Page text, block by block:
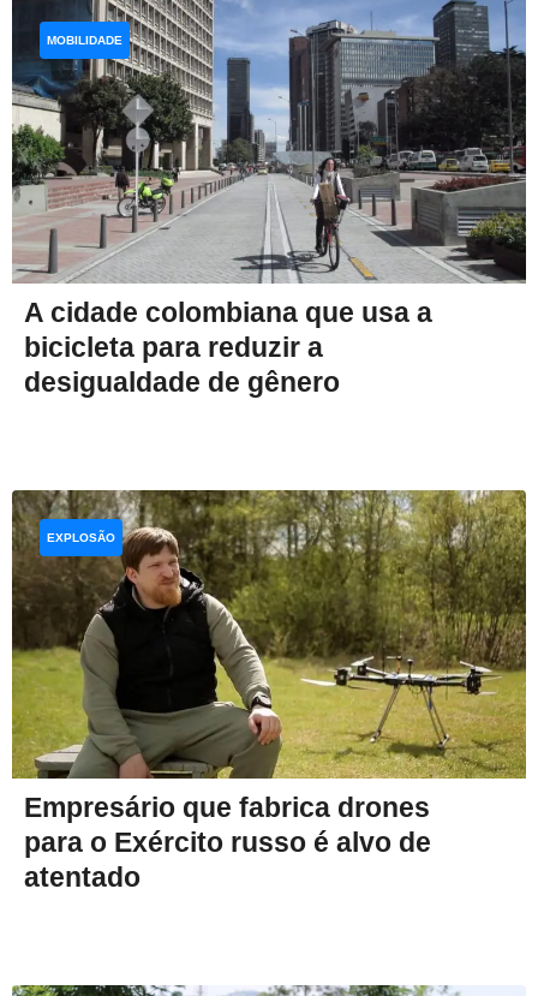
A cidade colombiana que usa a
bicicleta para reduzir a
desigualdade de gênero
MOBILIDADE
Empresário que fabrica drones
para o Exército russo é alvo de
atentado
EXPLOSÃO